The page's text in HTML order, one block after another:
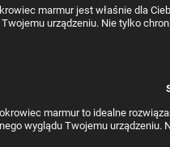
marmur jest właśnie dla
urządzeniu. Nie tylko
marmur to idealne
wyglądu Twojemu